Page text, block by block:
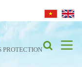
PROTECTION